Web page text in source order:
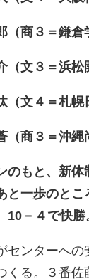
（商３＝鎌倉
文３＝浜松
（文４＝札幌
３＝沖縄尚
のもと、新
と一歩のと
10－４で快勝
センターへ
くる。３番